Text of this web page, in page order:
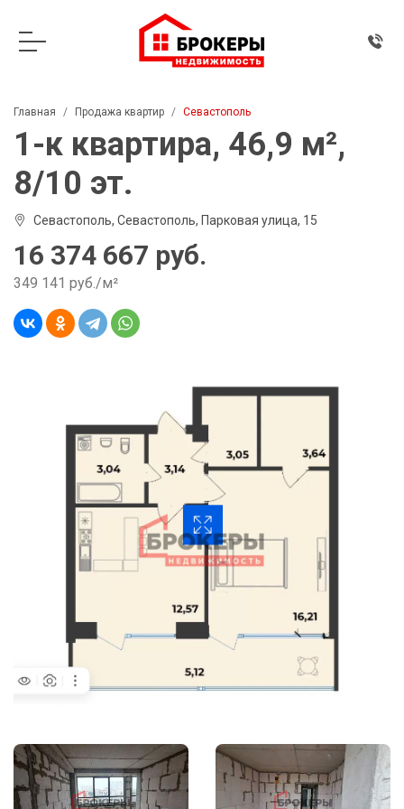
Главная Продажа квартир Севастополь
1-к квартира, 46,9 м²,
8/10 эт.
Севастополь, Севастополь, Парковая улица, 15
16 374 667 руб.
349 141 руб./м²